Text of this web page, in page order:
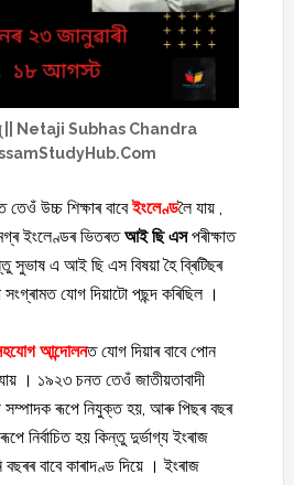
বসু || Netaji Subhas Chandra
তেওঁ উচ্চ শিক্ষাৰ বাবেইংলেণ্ডলৈ যায় ,
ইংলেণ্ডৰ ভিতৰতআই ছি এসপৰীক্ষাত
সুভাষ এ আই ছি এস বিষয়া হৈ ব্ৰিটিছৰ
সংগ্ৰামত যোগ দিয়াটো পছন্দ কৰিছিল ।
আন্দোলনত যোগ দিয়াৰ বাবে পোন
যায় । ১৯২৩ চনত তেওঁ জাতীয়তাবাদী
সম্পাদক ৰূপে নিযুক্ত হয়, আৰু পিছৰ বছৰ
নিৰ্বাচিত হয় কিন্তু দুৰ্ভাগ্য ইংৰাজ
বাবে কাৰাদণ্ড দিয়ে । ইংৰাজ